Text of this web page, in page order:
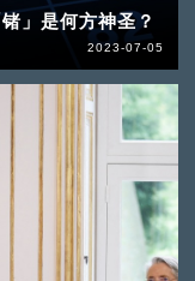
」是何方神圣？
2023-07-05